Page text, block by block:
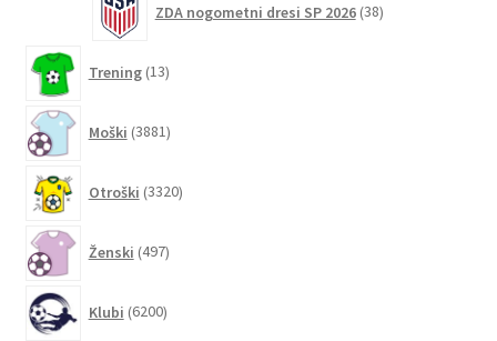
ZDA nogometni dresi SP 2026 38izdelkov
Trening 13izdelkov
Moški 3881izdelkov
Otroški 3320izdelkov
Ženski 497izdelkov
Klubi 6200izdelkov